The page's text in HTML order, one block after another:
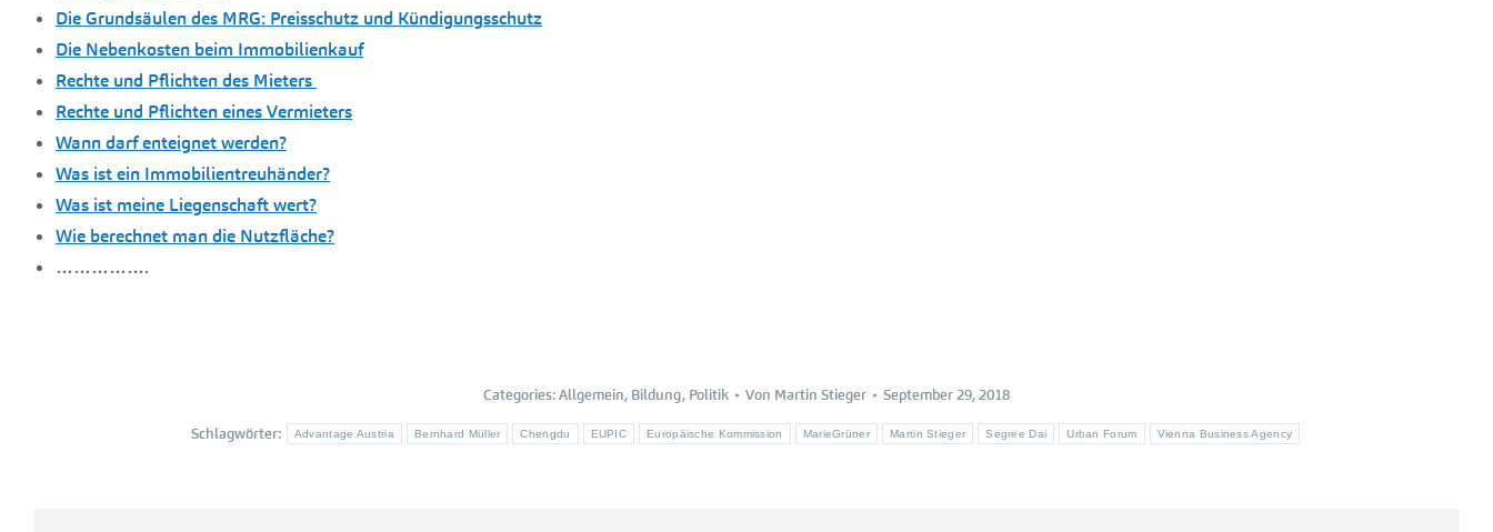
Die Grundsäulen des MRG: Preisschutz und Kündigungsschutz
Die Nebenkosten beim Immobilienkauf
Rechte und Pflichten des Mieters
Rechte und Pflichten eines Vermieters
Wann darf enteignet werden?
Was ist ein Immobilientreuhänder?
Was ist meine Liegenschaft wert?
Wie berechnet man die Nutzfläche?
…………….
Categories:Allgemein, Bildung, Politik Von Martin Stieger September 29, 2018
Schlagwörter: Advantage Austria Bernhard Müller Chengdu EUPIC Europäische Kommission MarieGrüner Martin Stieger Segree Dai Urban Forum Vienna Business Agency